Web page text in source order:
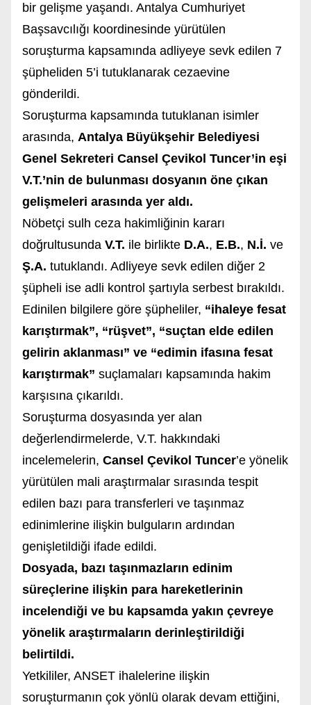
bir gelişme yaşandı. Antalya Cumhuriyet
Başsavcılığı koordinesinde yürütülen
soruşturma kapsamında adliyeye sevk edilen 7
şüpheliden 5’i tutuklanarak cezaevine
gönderildi.
Soruşturma kapsamında tutuklanan isimler
arasında, Antalya Büyükşehir Belediyesi
Genel Sekreteri Cansel Çevikol Tuncer’in eşi
V.T.’nin de bulunması dosyanın öne çıkan
gelişmeleri arasında yer aldı.
Nöbetçi sulh ceza hakimliğinin kararı
doğrultusunda V.T. ile birlikte D.A., E.B., N.İ. ve
Ş.A. tutuklandı. Adliyeye sevk edilen diğer 2
şüpheli ise adli kontrol şartıyla serbest bırakıldı.
Edinilen bilgilere göre şüpheliler, “ihaleye fesat
karıştırmak”, “rüşvet”, “suçtan elde edilen
gelirin aklanması” ve “edimin ifasına fesat
karıştırmak” suçlamaları kapsamında hakim
karşısına çıkarıldı.
Soruşturma dosyasında yer alan
değerlendirmelerde, V.T. hakkındaki
incelemelerin, Cansel Çevikol Tuncer’e yönelik
yürütülen mali araştırmalar sırasında tespit
edilen bazı para transferleri ve taşınmaz
edinimlerine ilişkin bulguların ardından
genişletildiği ifade edildi.
Dosyada, bazı taşınmazların edinim
süreçlerine ilişkin para hareketlerinin
incelendiği ve bu kapsamda yakın çevreye
yönelik araştırmaların derinleştirildiği
belirtildi.
Yetkililer, ANSET ihalelerine ilişkin
soruşturmanın çok yönlü olarak devam ettiğini,